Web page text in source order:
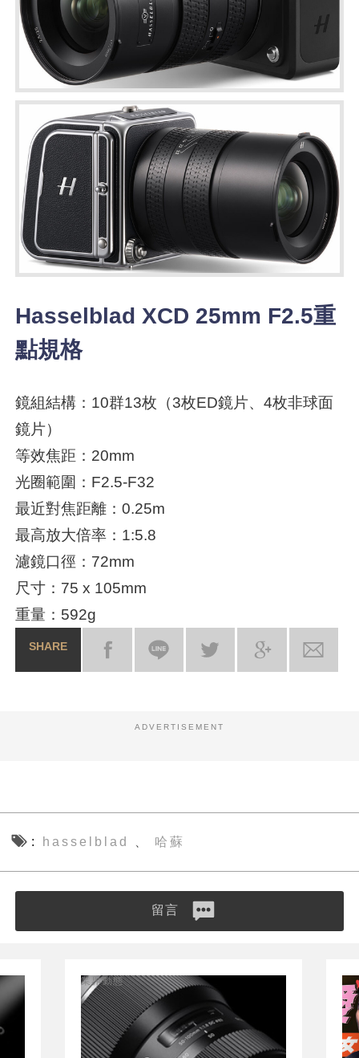
Hasselblad XCD 25mm F2.5重
點規格
鏡組結構：10群13枚（3枚ED鏡片、4枚非球面
鏡片）
等效焦距：20mm
光圈範圍：F2.5-F32
最近對焦距離：0.25m
最高放大倍率：1:5.8
濾鏡口徑：72mm
尺寸：75 x 105mm
重量：592g
SHARE
ADVERTISEMENT
hasselblad 哈蘇
留言
業界動態